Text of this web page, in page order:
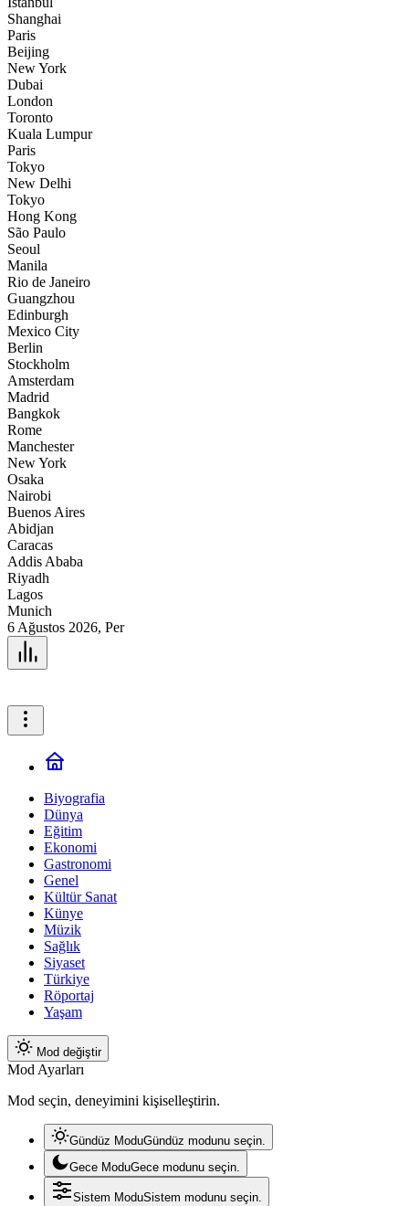
Shanghai
Paris
Beijing
New York
Dubai
London
Toronto
Kuala Lumpur
Paris
Tokyo
New Delhi
Tokyo
Hong Kong
São Paulo
Seoul
Manila
Rio de Janeiro
Guangzhou
Edinburgh
Mexico City
Berlin
Stockholm
Amsterdam
Madrid
Bangkok
Rome
Manchester
New York
Osaka
Nairobi
Buenos Aires
Abidjan
Caracas
Addis Ababa
Riyadh
Lagos
Munich
6 Ağustos 2026, Per
Biyografia
Dünya
Eğitim
Ekonomi
Gastronomi
Genel
Kültür Sanat
Künye
Müzik
Sağlık
Siyaset
Türkiye
Röportaj
Yaşam
Mod değiştir
Mod Ayarları
Mod seçin, deneyimini kişiselleştirin.
Gündüz ModuGündüz modunu seçin.
Gece ModuGece modunu seçin.
Sistem ModuSistem modunu seçin.